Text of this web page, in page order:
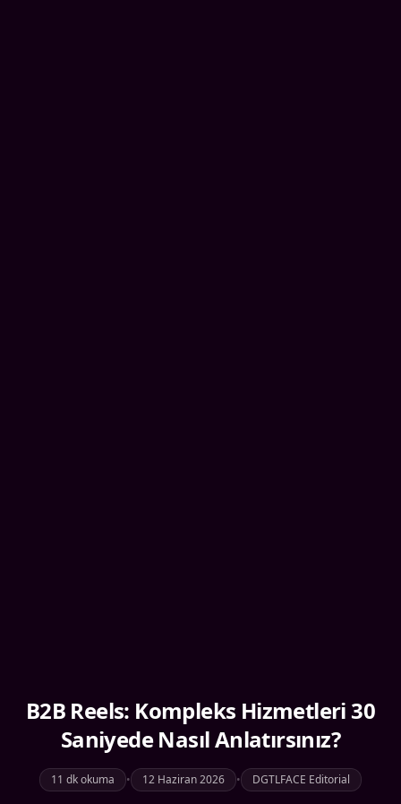
B2B Reels: Kompleks Hizmetleri 30
Saniyede Nasıl Anlatırsınız?
11 dk okuma • 12 Haziran 2026 • DGTLFACE Editorial